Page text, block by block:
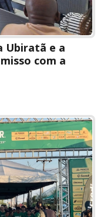
Ubiratã e a
com a